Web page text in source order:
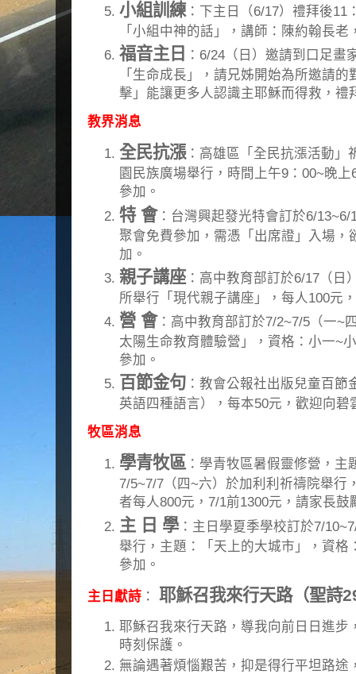
小組訓練：下主日（6/17）禮拜後11
「小組中神的話」，講師：陳約翰長
福音主日
：6/24（日）邀請到口足畫
「生命成長」，請兄姊開始為所邀請
擊」能讓更多人認識主耶穌而得救，禮
教界消息
全民抗漲：高雄區「全民抗漲活動」
園民族廣場舉行，時間上午9：00~晚
參加。
特 會 ：台灣興起發光特會訂於6/
聚會免費參加，需憑「出席證」入場，
加。
親子講座 ：高中教育部訂於6/17（日
所舉行「現代親子講座」，每人100元
營 會 ：高中教育部訂於7/2~7/5（一~
太陽生命教育體驗營」，資格：小一~
參加。
百節金句 ：教會公報社出版兒童百
英語四種語言），每本50元，歡迎向碧
牧區消息
學青牧區 ：學青牧區暑假靈修營，
7/5~7/7（四~六）於加利利祈禱院舉行
者每人800元，7/1前1300元，請家長鼓
主 日 學 ：主日學夏季學校訂於7/
舉行，主題：「天上的大城市」，資格
參加。
主日獻詩 ： 耶穌召我來行天路（聖詩
耶穌召我來行天路，導我向前日日進步
時刻保護。
無論遇著煩惱艱苦，抑是得行平坦路